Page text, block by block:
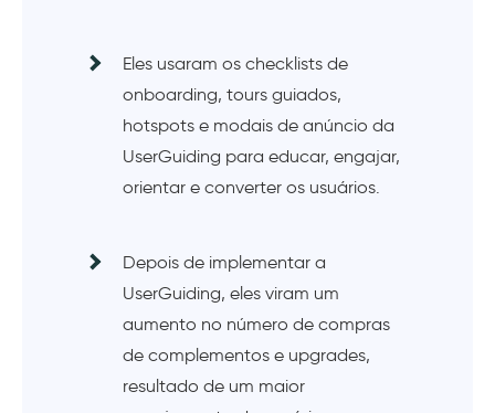
Eles usaram os checklists de
onboarding, tours guiados,
hotspots e modais de anúncio da
UserGuiding para educar, engajar,
orientar e converter os usuários.
Depois de implementar a
UserGuiding, eles viram um
aumento no número de compras
de complementos e upgrades,
resultado de um maior